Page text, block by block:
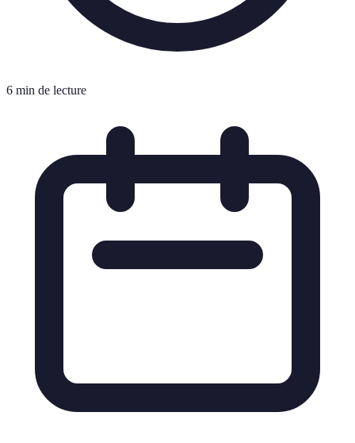
6 min de lecture